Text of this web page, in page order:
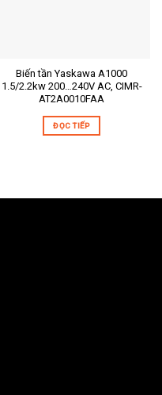
Biến tần Yaskawa A1000
1.5/2.2kw 200…240V AC, CIMR-
AT2A0010FAA
ĐỌC TIẾP